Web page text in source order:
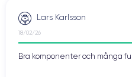
Lars Karlsson
18/02/26
Bra komponenter och många